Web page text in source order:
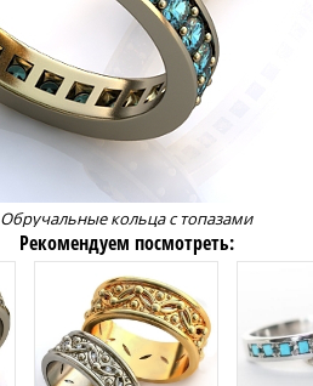
Обручальные кольца с топазами
Рекомендуем посмотреть: